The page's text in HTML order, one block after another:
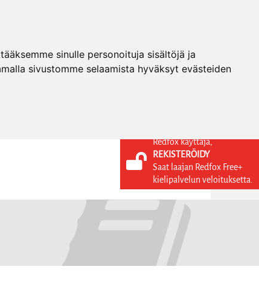
sinulle personoituja sisältöjä ja
sivustomme selaamista hyväksyt evästeiden
KIRJAUDU SISÄÄN
REKISTERÖIDY
FI
Redfox käyttäjä,
REKISTERÖIDY
Saat laajan Redfox Free+
kielipalvelun veloituksetta.